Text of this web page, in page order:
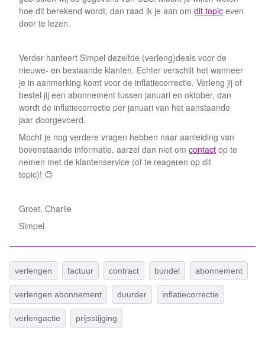
hoe dit berekend wordt, dan raad ik je aan om dit topic even
door te lezen.
Verder hanteert Simpel dezelfde (verleng)deals voor de
nieuwe- en bestaande klanten. Echter verschilt het wanneer
je in aanmerking komt voor de inflatiecorrectie. Verleng jij of
bestel jij een abonnement tussen januari en oktober, dan
wordt de inflatiecorrectie per januari van het aanstaande
jaar doorgevoerd.
Mocht je nog verdere vragen hebben naar aanleiding van
bovenstaande informatie, aarzel dan niet om contact op te
nemen met de klantenservice (of te reageren op dit
topic)! 😊
Groet, Charlie
Simpel
verlengen factuur contract bundel abonnement
verlengen abonnement duurder inflatiecorrectie
verlengactie prijsstijging